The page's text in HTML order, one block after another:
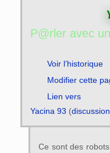
P@rler avec
Voir l’historique
Modifier cette
Lien vers
Yacina 93 (discussion
Ce sont des